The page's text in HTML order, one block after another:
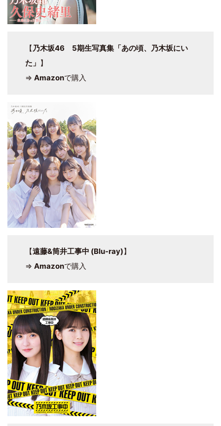
【乃木坂46 5期生写真集「あの頃、乃木坂にい
た」 】
⇒ Amazonで購入
【遠藤&筒井工事中 (Blu-ray)】
⇒ Amazonで購入